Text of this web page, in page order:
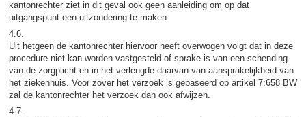
kantonrechter ziet in dit geval ook geen aanleiding om op dat
uitgangspunt een uitzondering te maken.
4.6.
Uit hetgeen de kantonrechter hiervoor heeft overwogen volgt dat in deze
procedure niet kan worden vastgesteld of sprake is van een schending
van de zorgplicht en in het verlengde daarvan van aansprakelijkheid van
het ziekenhuis. Voor zover het verzoek is gebaseerd op artikel 7:658 BW
zal de kantonrechter het verzoek dan ook afwijzen.
4.7.